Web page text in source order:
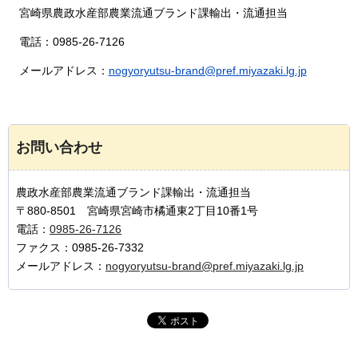
宮崎県農政水産部農業流通ブランド課輸出・流通担当
電話：0985-26-7126
メールアドレス： nogyoryutsu-brand@pref.miyazaki.lg.jp
お問い合わせ
農政水産部農業流通ブランド課輸出・流通担当
〒880-8501 宮崎県宮崎市橘通東2丁目10番1号
電話： 0985-26-7126
ファクス：0985-26-7332
メールアドレス： nogyoryutsu-brand@pref.miyazaki.lg.jp